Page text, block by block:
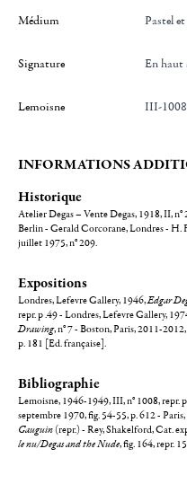
Médium Pastel
Signature en
Lemoisne III-
INFORMATIONS
Historique
Atelier Degas – Vente Degas, 1918, II,
Berlin - Gerald Corcorane, Londres - H.
juillet 1975, n° 209.
Expositions
Londres, Lefevre Gallery, 1946,Edgar
repr. p .49 - Londres, Lefevre Gallery,
Drawing, n° 7 - Boston, Paris, 2011-2012,
p. 181 [Ed. française].
Bibliographie
Lemoisne, 1946-1949, III, n° 1008, repr.
septembre 1970, fig. 54-55, p. 612 -
Gauguin (repr.) - Rey, Shakelford, Cat.
le nu/Degas and the Nude, fig. 164, repr.